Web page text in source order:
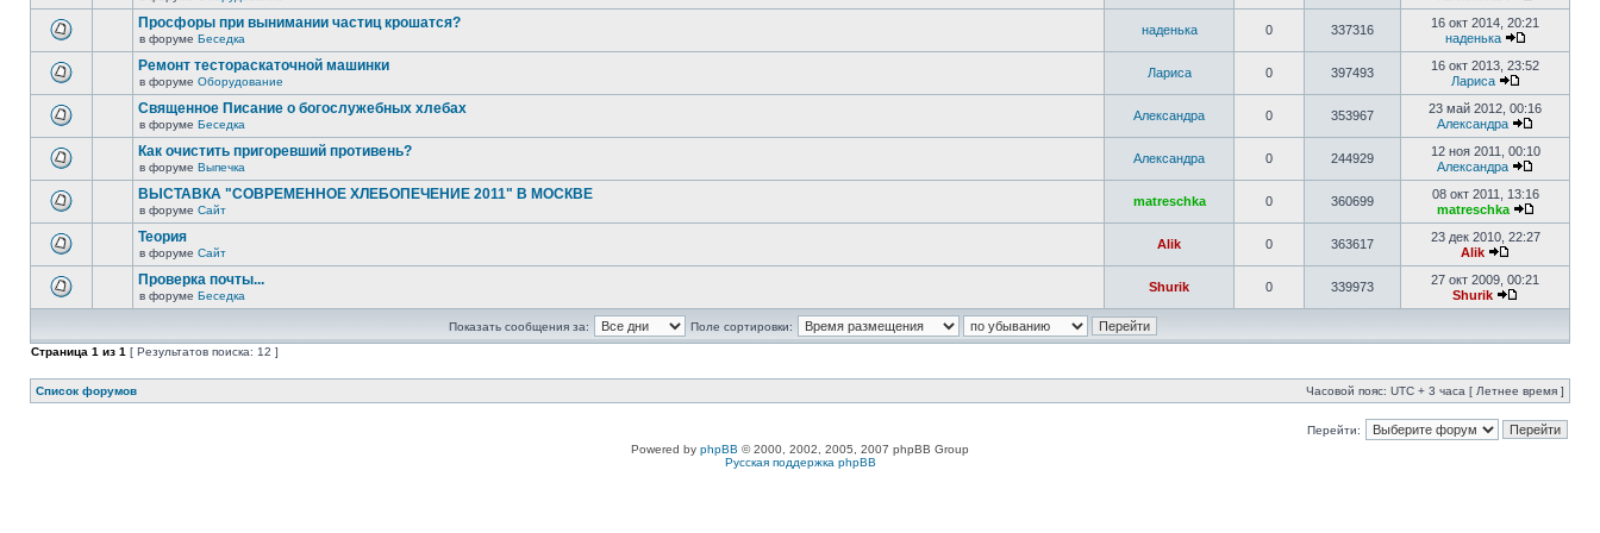
Просфоры при вынимании частиц крошатся?
в форуме Беседка
наденька 0 337316
16 окт 2014, 20:21
наденька
Ремонт тестораскаточной машинки
в форуме Оборудование
Лариса 0 397493
16 окт 2013, 23:52
Лариса
Священное Писание о богослужебных хлебах
в форуме Беседка
Александра 0 353967
23 май 2012, 00:16
Александра
Как очистить пригоревший противень?
в форуме Выпечка
Александра 0 244929
12 ноя 2011, 00:10
Александра
ВЫСТАВКА "СОВРЕМЕННОЕ ХЛЕБОПЕЧЕНИЕ 2011" В МОСКВЕ
в форуме Сайт
matreschka 0 360699
08 окт 2011, 13:16
matreschka
Теория
в форуме Сайт
Alik 0 363617
23 дек 2010, 22:27
Alik
Проверка почты...
в форуме Беседка
Shurik 0 339973
27 окт 2009, 00:21
Shurik
Показать сообщения за:
Поле сортировки:
Страница 1 из 1 [ Результатов поиска: 12 ]
Список форумов Часовой пояс: UTC + 3 часа [ Летнее время ]
Перейти:
Powered by phpBB © 2000, 2002, 2005, 2007 phpBB Group
Русская поддержка phpBB